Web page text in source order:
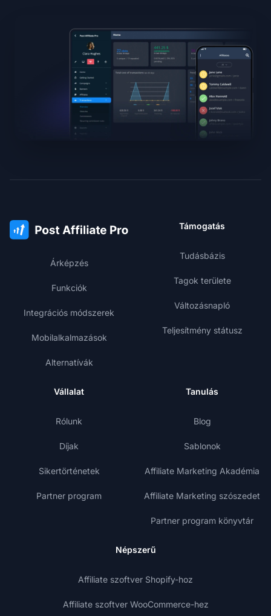
Árképzés
Funkciók
Integrációs módszerek
Mobilalkalmazások
Alternatívák
Támogatás
Tudásbázis
Tagok területe
Változásnapló
Teljesítmény státusz
Vállalat
Rólunk
Díjak
Sikertörténetek
Partner program
Tanulás
Blog
Sablonok
Affiliate Marketing Akadémia
Affiliate Marketing szószedet
Partner program könyvtár
Népszerű
Affiliate szoftver Shopify-hoz
Affiliate szoftver WooCommerce-hez